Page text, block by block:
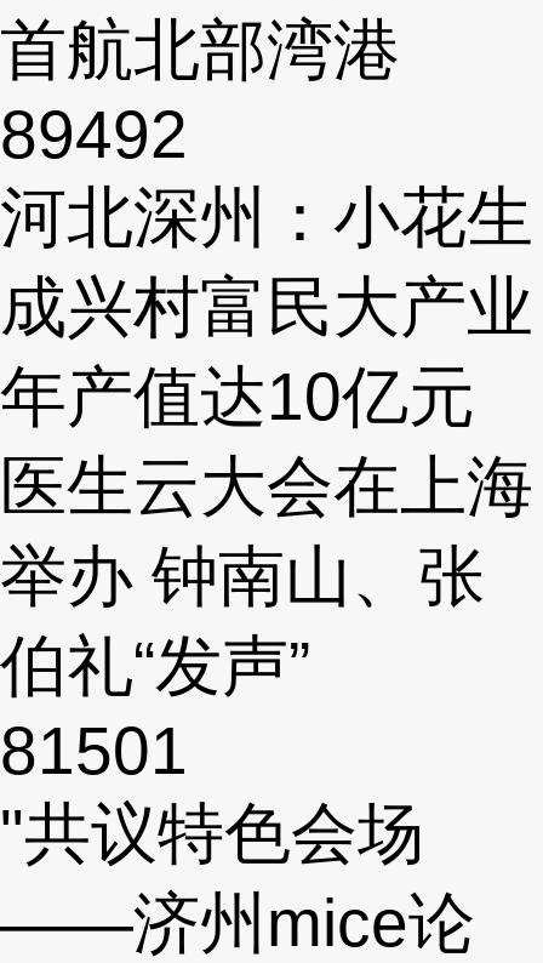
首航北部湾港
89492
河北深州：小花生
成兴村富民大产业
年产值达10亿元
医生云大会在上海
举办 钟南山、张
伯礼“发声”
81501
"共议特色会场
——济州mice论